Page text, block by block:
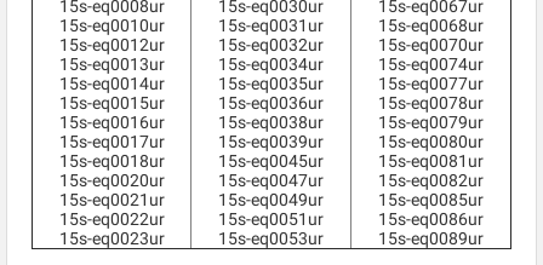
15s-eq0008ur
15s-eq0010ur
15s-eq0012ur
15s-eq0013ur
15s-eq0014ur
15s-eq0015ur
15s-eq0016ur
15s-eq0017ur
15s-eq0018ur
15s-eq0020ur
15s-eq0021ur
15s-eq0022ur
15s-eq0023ur
15s-eq0030ur
15s-eq0031ur
15s-eq0032ur
15s-eq0034ur
15s-eq0035ur
15s-eq0036ur
15s-eq0038ur
15s-eq0039ur
15s-eq0045ur
15s-eq0047ur
15s-eq0049ur
15s-eq0051ur
15s-eq0053ur
15s-eq0067ur
15s-eq0068ur
15s-eq0070ur
15s-eq0074ur
15s-eq0077ur
15s-eq0078ur
15s-eq0079ur
15s-eq0080ur
15s-eq0081ur
15s-eq0082ur
15s-eq0085ur
15s-eq0086ur
15s-eq0089ur